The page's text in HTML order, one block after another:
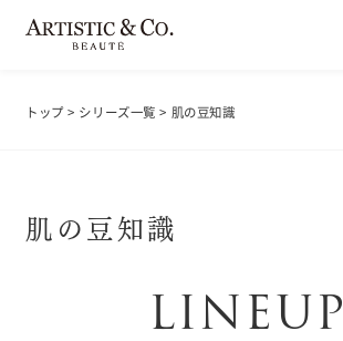
トップ> シリーズ一覧 > 肌の豆知識
肌の豆知識
LINEUP